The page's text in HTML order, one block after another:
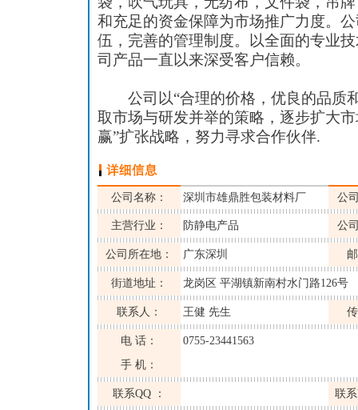
和充足的资金保障为市场推广力度。
伍，完善的管理制度。以全面的专业
司产品一直以来深受客户信赖。
公司以“合理的价格，优良的品质
取市场与研发并举的策略，逐步扩大
赢”扩张战略，努力寻求合作伙伴.
公司名称： 深圳市雄鼎胜包装材料厂 公
主营行业： 防静电产品 公
公司所在地： 广东深圳
街道地址： 龙岗区 平湖镇新南村水门路126号
联系人： 王健 先生
电 话：
0755-23441563
手 机：
联系QQ ： 联